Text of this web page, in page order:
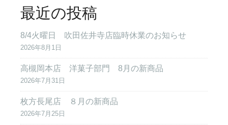
最近の投稿
8/4火曜日 吹田佐井寺店臨時休業のお知らせ
2026年8月1日
高槻岡本店 洋菓子部門 8月の新商品
2026年7月31日
枚方長尾店 ８月の新商品
2026年7月25日